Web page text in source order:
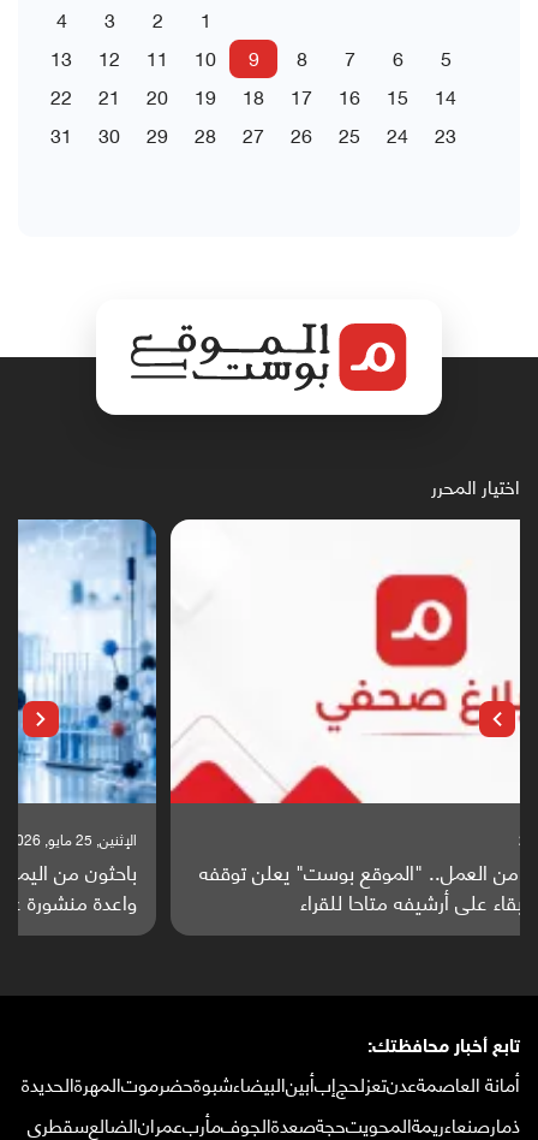
1
2
3
4
5
6
7
8
9
10
11
12
13
14
15
16
17
18
19
20
21
22
23
24
25
26
27
28
29
30
31
اختيار المحرر
باحثون من اليمن يدخلون سباق أبحاث ألزهايمر بدراسة
واعدة منشورة عالميا (ترجمة)
تابع أخبار محافظتك:
أمانة العاصمةعدنتعزلحجإبأبينالبيضاءشبوةحضرموتالمهرةالحديدة
ذمارصنعاءريمةالمحويتحجةصعدةالجوفمأربعمرانالضالعسقطرى